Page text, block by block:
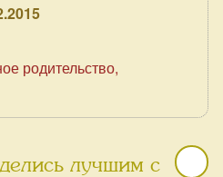
родительство
лучшим с